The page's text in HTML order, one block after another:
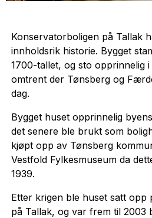
Konservatorboligen på Tallak
innholdsrik historie. Bygget
1700-tallet, og sto opprinnelig
omtrent der Tønsberg og
dag.
Bygget huset opprinnelig
det senere ble brukt som
kjøpt opp av Tønsberg
Vestfold Fylkesmuseum da
1939.
Etter krigen ble huset satt
på Tallak, og var frem til 2003